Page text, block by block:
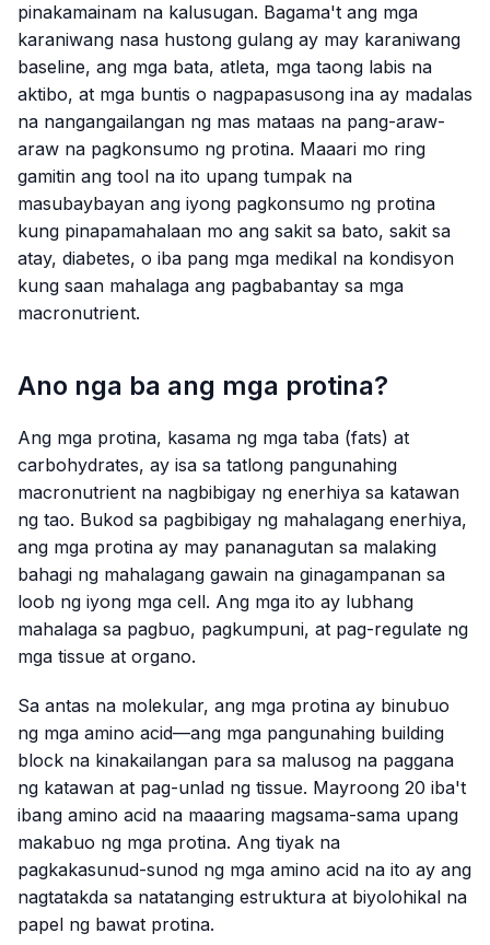
pinakamainam na kalusugan. Bagama't ang mga
karaniwang nasa hustong gulang ay may karaniwang
baseline, ang mga bata, atleta, mga taong labis na
aktibo, at mga buntis o nagpapasusong ina ay madalas
na nangangailangan ng mas mataas na pang-araw-
araw na pagkonsumo ng protina. Maaari mo ring
gamitin ang tool na ito upang tumpak na
masubaybayan ang iyong pagkonsumo ng protina
kung pinapamahalaan mo ang sakit sa bato, sakit sa
atay, diabetes, o iba pang mga medikal na kondisyon
kung saan mahalaga ang pagbabantay sa mga
macronutrient.
Ano nga ba ang mga protina?
Ang mga protina, kasama ng mga taba (fats) at
carbohydrates, ay isa sa tatlong pangunahing
macronutrient na nagbibigay ng enerhiya sa katawan
ng tao. Bukod sa pagbibigay ng mahalagang enerhiya,
ang mga protina ay may pananagutan sa malaking
bahagi ng mahalagang gawain na ginagampanan sa
loob ng iyong mga cell. Ang mga ito ay lubhang
mahalaga sa pagbuo, pagkumpuni, at pag-regulate ng
mga tissue at organo.
Sa antas na molekular, ang mga protina ay binubuo
ng mga amino acid—ang mga pangunahing building
block na kinakailangan para sa malusog na paggana
ng katawan at pag-unlad ng tissue. Mayroong 20 iba't
ibang amino acid na maaaring magsama-sama upang
makabuo ng mga protina. Ang tiyak na
pagkakasunud-sunod ng mga amino acid na ito ay ang
nagtatakda sa natatanging estruktura at biyolohikal na
papel ng bawat protina.